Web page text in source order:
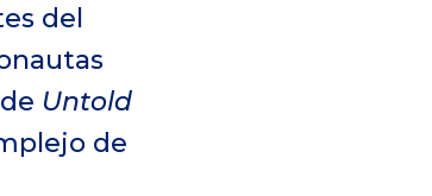
del
Untold
de